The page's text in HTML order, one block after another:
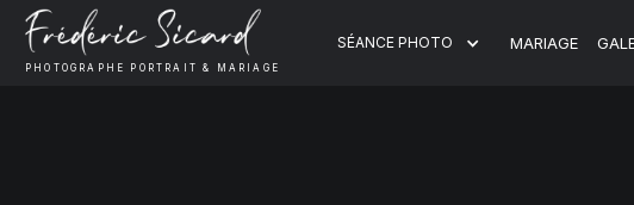
PHOTOGRAPHE PORTRAIT & MARIAGE
SÉANCE PHOTO MARIAGE